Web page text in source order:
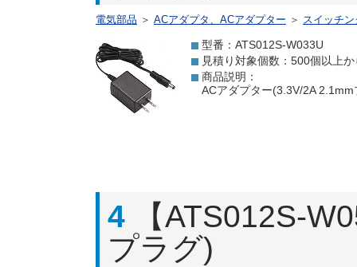
電気部品 ＞ ACアダプタ、ACアダプター ＞ スイッチ
型番：ATS012S-W033U
見積り対象個数：500個以上か
商品説明：
ACアダプター(3.3V/2A
4
【ATS012S-
プラグ)